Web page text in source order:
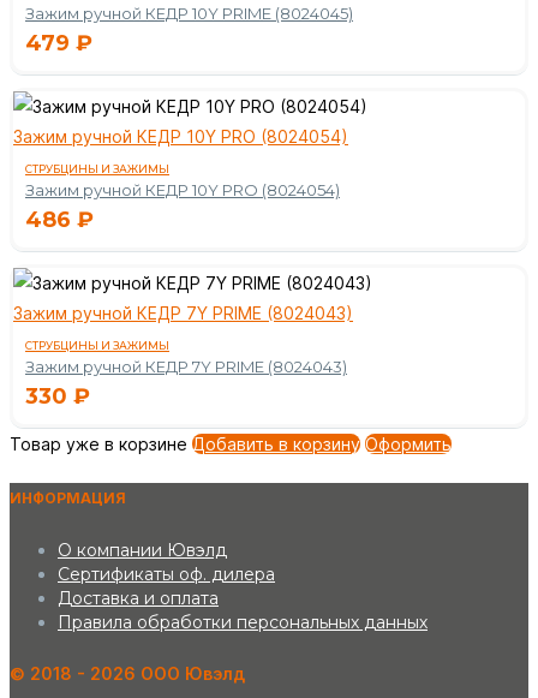
Зажим ручной КЕДР 10Y PRIME (8024045)
479 ₽
Зажим ручной КЕДР 10Y PRO (8024054)
СТРУБЦИНЫ И ЗАЖИМЫ
Зажим ручной КЕДР 10Y PRO (8024054)
486 ₽
Зажим ручной КЕДР 7Y PRIME (8024043)
СТРУБЦИНЫ И ЗАЖИМЫ
Зажим ручной КЕДР 7Y PRIME (8024043)
330 ₽
Товар уже в корзине Добавить в корзину Оформить
ИНФОРМАЦИЯ
О компании Ювэлд
Сертификаты оф. дилера
Доставка и оплата
Правила обработки персональных данных
©️ 2018 - 2026 ООО Ювэлд